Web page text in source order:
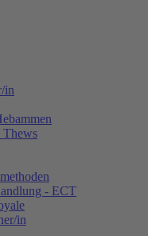
in
Thews
- ECT
in